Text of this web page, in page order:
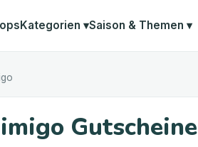
Kategorien ▾Saison & Themen ▾
Gutscheine